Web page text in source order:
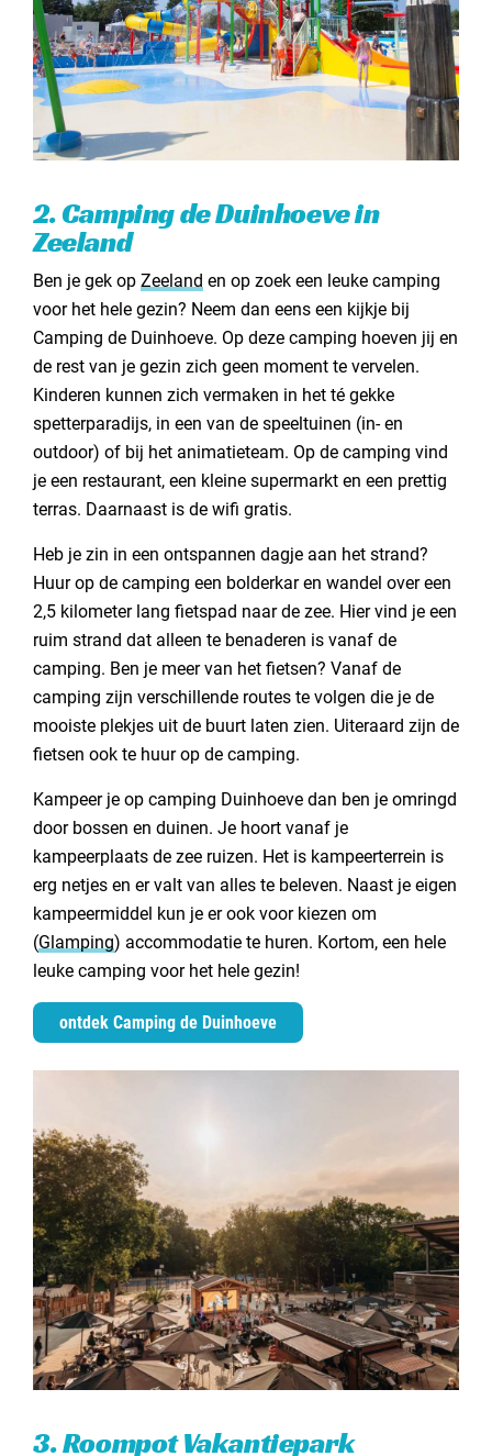
2. Camping de Duinhoeve in
Zeeland
Ben je gek op Zeeland en op zoek een leuke camping
voor het hele gezin? Neem dan eens een kijkje bij
Camping de Duinhoeve. Op deze camping hoeven jij en
de rest van je gezin zich geen moment te vervelen.
Kinderen kunnen zich vermaken in het té gekke
spetterparadijs, in een van de speeltuinen (in- en
outdoor) of bij het animatieteam. Op de camping vind
je een restaurant, een kleine supermarkt en een prettig
terras. Daarnaast is de wifi gratis.
Heb je zin in een ontspannen dagje aan het strand?
Huur op de camping een bolderkar en wandel over een
2,5 kilometer lang fietspad naar de zee. Hier vind je een
ruim strand dat alleen te benaderen is vanaf de
camping. Ben je meer van het fietsen? Vanaf de
camping zijn verschillende routes te volgen die je de
mooiste plekjes uit de buurt laten zien. Uiteraard zijn de
fietsen ook te huur op de camping.
Kampeer je op camping Duinhoeve dan ben je omringd
door bossen en duinen. Je hoort vanaf je
kampeerplaats de zee ruizen. Het is kampeerterrein is
erg netjes en er valt van alles te beleven. Naast je eigen
kampeermiddel kun je er ook voor kiezen om
(Glamping) accommodatie te huren. Kortom, een hele
leuke camping voor het hele gezin!
ontdek Camping de Duinhoeve
3. Roompot Vakantiepark